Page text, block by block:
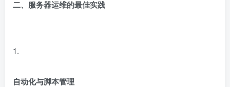
二、服务器运维的最佳实践
1.
自动化与脚本管理